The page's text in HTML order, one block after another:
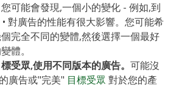
可能會發現,一個小的變化 - 例如,到
• 對廣告的性能有很大影響。您可能希
完全不同的變體,然後選擇一個最好
體。
受眾,使用不同版本的廣告。 可能沒
廣告或"完美" 目標受眾 對於您的產